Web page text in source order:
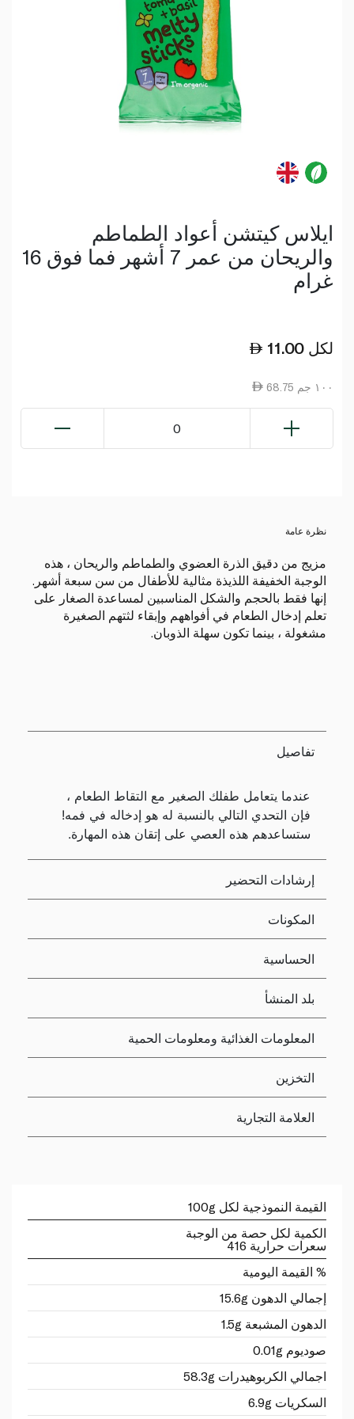
ايلاس كيتشن أعواد الطماطم
والريحان من عمر 7 أشهر فما فوق 16
غرام
11.00 لكل
68.75 ١٠٠ جم
0
نظرة عامة
مزيج من دقيق الذرة العضوي والطماطم والريحان ، هذه
الوجبة الخفيفة اللذيذة مثالية للأطفال من سن سبعة أشهر.
إنها فقط بالحجم والشكل المناسبين لمساعدة الصغار على
تعلم إدخال الطعام في أفواههم وإبقاء لثتهم الصغيرة
مشغولة ، بينما تكون سهلة الذوبان.
تفاصيل
عندما يتعامل طفلك الصغير مع التقاط الطعام ،
فإن التحدي التالي بالنسبة له هو إدخاله في فمه!
ستساعدهم هذه العصي على إتقان هذه المهارة.
إرشادات التحضير
المكونات
الحساسية
بلد المنشأ
المعلومات الغذائية ومعلومات الحمية
التخزين
العلامة التجارية
القيمة النموذجية لكل 100g
الكمية لكل حصة من الوجبة
سعرات حرارية 416
% القيمة اليومية
إجمالي الدهون 15.6g
الدهون المشبعة 1.5g
صوديوم 0.01g
اجمالي الكربوهيدرات 58.3g
السكريات 6.9g